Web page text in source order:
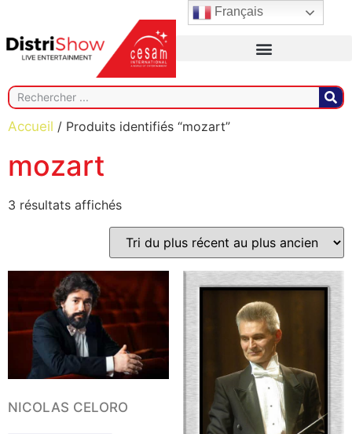
Accueil / Produits identifiés “mozart”
mozart
3 résultats affichés
NICOLAS CELORO
Français